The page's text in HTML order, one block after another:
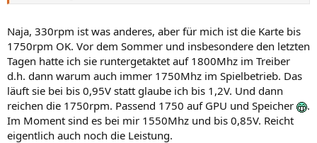
Naja, 330rpm ist was anderes, aber für mich ist die Karte bis
1750rpm OK. Vor dem Sommer und insbesondere den letzten
Tagen hatte ich sie runtergetaktet auf 1800Mhz im Treiber
d.h. dann warum auch immer 1750Mhz im Spielbetrieb. Das
läuft sie bei bis 0,95V statt glaube ich bis 1,2V. Und dann
reichen die 1750rpm. Passend 1750 auf GPU und Speicher
.
Im Moment sind es bei mir 1550Mhz und bis 0,85V. Reicht
eigentlich auch noch die Leistung.